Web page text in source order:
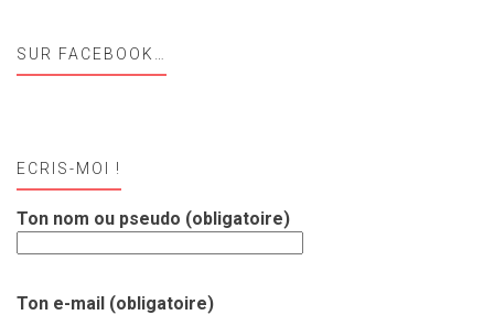
SUR FACEBOOK…
ECRIS-MOI !
Ton nom ou pseudo (obligatoire)
Ton e-mail (obligatoire)